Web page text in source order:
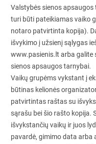
Valstybės sienos
turi būti pateikiamas vaiko
notaro patvirtinta kopija).
išvykimo į užsienį sąlygas
www.pasienis.lt arba galite
sienos apsaugos tarnybai.
Vaikų grupėms vykstant į
būtinas kelionės
patvirtintas raštas su
sąrašu bei šio rašto kopija.
išvykstančių vaikų ir juos
pavardė, gimimo data arba